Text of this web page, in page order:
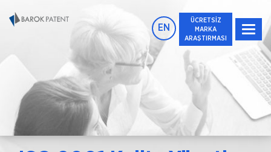
EN
ÜCRETSİZ
MARKA
ARAŞTIRMASI